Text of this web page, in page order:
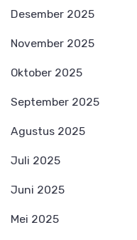
Desember 2025
November 2025
Oktober 2025
September 2025
Agustus 2025
Juli 2025
Juni 2025
Mei 2025